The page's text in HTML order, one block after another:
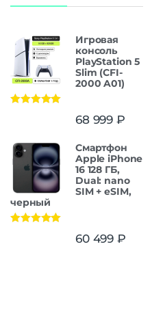
Игровая
консоль
PlayStation 5
Slim (CFI-
2000 A01)
68 999 ₽
Смартфон
Apple iPhone
16 128 ГБ,
Dual: nano
SIM + eSIM,
черный
60 499 ₽